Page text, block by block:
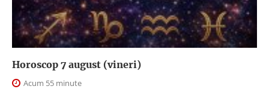
Horoscop 7 august (vineri)
Acum 55 minute